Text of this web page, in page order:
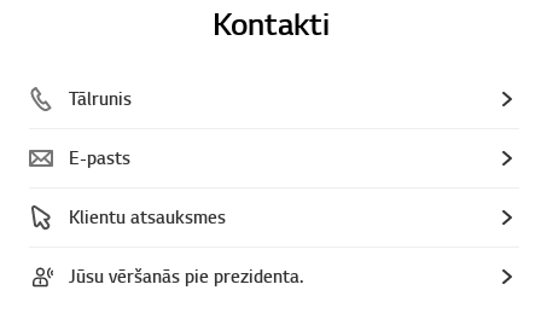
Kontakti
Tālrunis
E-pasts
Klientu atsauksmes
Jūsu vēršanās pie prezidenta.